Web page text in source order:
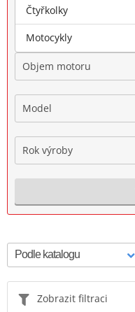
Značka
Objem motoru
Model
Rok výroby
Zobrazit filtraci
Čtyřkolky
Motocykly